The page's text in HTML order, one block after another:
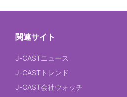
関連サイト
J-CASTニュース
J-CASTトレンド
J-CAST会社ウォッチ